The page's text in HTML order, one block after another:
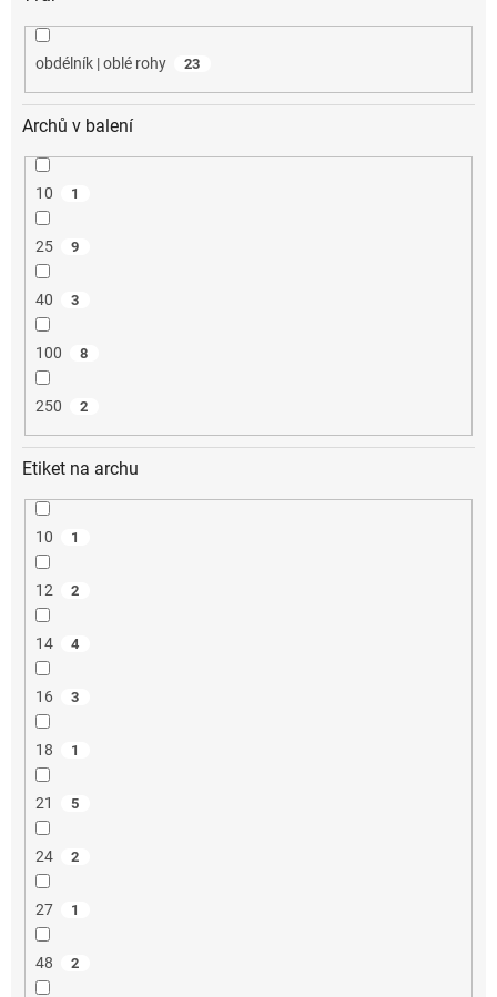
obdélník | oblé rohy 23
Archů v balení
10 1
25 9
40 3
100 8
250 2
Etiket na archu
10 1
12 2
14 4
16 3
18 1
21 5
24 2
27 1
48 2